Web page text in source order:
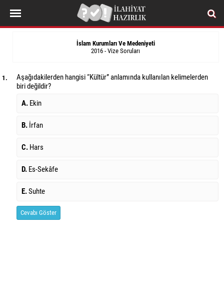
İslam Kurumları Ve Medeniyeti
2016 - Vize Soruları
1.
Aşağıdakilerden hangisi “Kültür” anlamında kullanılan kelimelerden
biri değildir?
A. Ekin
B. İrfan
C. Hars
D. Es-Sekâfe
E.Suhte
Cevabı Göster